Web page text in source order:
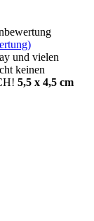
und vielen
keinen
5,5 x 4,5 cm